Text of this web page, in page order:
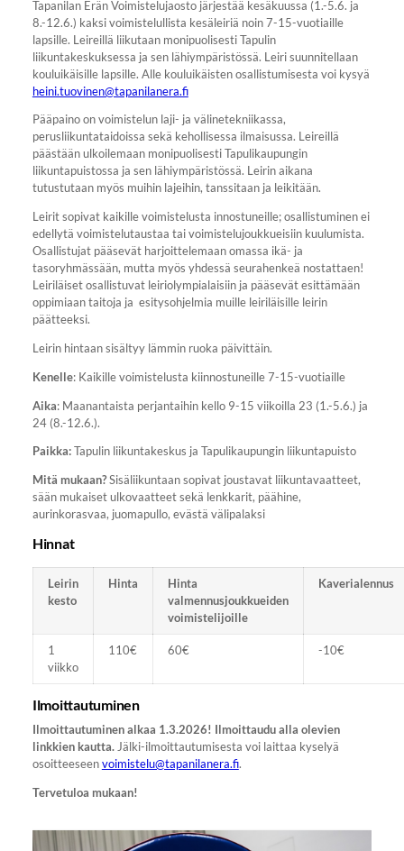
Tapanilan Erän Voimistelujaosto järjestää kesäkuussa (1.-5.6. ja
8.-12.6.) kaksi voimistelullista kesäleiriä noin 7-15-vuotiaille
lapsille. Leireillä liikutaan monipuolisesti Tapulin
liikuntakeskuksessa ja sen lähiympäristössä. Leiri suunnitellaan
kouluikäisille lapsille. Alle kouluikäisten osallistumisesta voi kysyä
heini.tuovinen@tapanilanera.fi
Pääpaino on voimistelun laji- ja välinetekniikassa,
perusliikuntataidoissa sekä kehollisessa ilmaisussa. Leireillä
päästään ulkoilemaan monipuolisesti Tapulikaupungin
liikuntapuistossa ja sen lähiympäristössä. Leirin aikana
tutustutaan myös muihin lajeihin, tanssitaan ja leikitään.
Leirit sopivat kaikille voimistelusta innostuneille; osallistuminen ei
edellytä voimistelutaustaa tai voimistelujoukkueisiin kuulumista.
Osallistujat pääsevät harjoittelemaan omassa ikä- ja
tasoryhmässään, mutta myös yhdessä seurahenkeä nostattaen!
Leiriläiset osallistuvat leiriolympialaisiin ja pääsevät esittämään
oppimiaan taitoja ja esitysohjelmia muille leiriläisille leirin
päätteeksi.
Leirin hintaan sisältyy lämmin ruoka päivittäin.
Kenelle: Kaikille voimistelusta kiinnostuneille 7-15-vuotiaille
Aika: Maanantaista perjantaihin kello 9-15 viikoilla 23 (1.-5.6.) ja
24 (8.-12.6.).
Paikka:Tapulin liikuntakeskus ja Tapulikaupungin liikuntapuisto
Mitä mukaan?Sisäliikuntaan sopivat joustavat liikuntavaatteet,
sään mukaiset ulkovaatteet sekä lenkkarit, päähine,
aurinkorasvaa, juomapullo, evästä välipalaksi
Hinnat
Leirin
kesto
Hinta
Hinta
valmennusjoukkueiden
voimistelijoille
Kaverialennus
1
viikko
110€ 60€ -10€
Ilmoittautuminen
Ilmoittautuminen alkaa 1.3.2026! Ilmoittaudu alla olevien
linkkien kautta. Jälki-ilmoittautumisesta voi laittaa kyselyä
osoitteeseenvoimistelu@tapanilanera.fi.
Tervetuloa mukaan!